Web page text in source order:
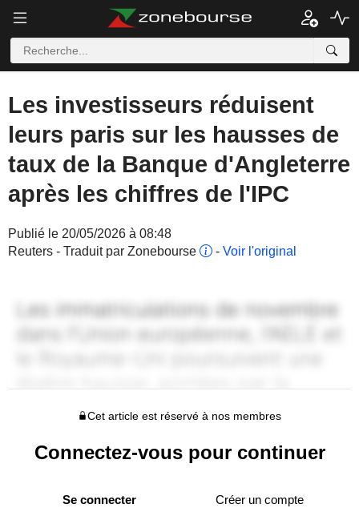
Les investisseurs réduisent
leurs paris sur les hausses de
taux de la Banque d'Angleterre
après les chiffres de l'IPC
Publié le 20/05/2026 à 08:48
Reuters - Traduit par Zonebourse
- Voir l'original
Cet article est réservé à nos membres
Connectez-vous pour continuer
Se connecter Créer un compte